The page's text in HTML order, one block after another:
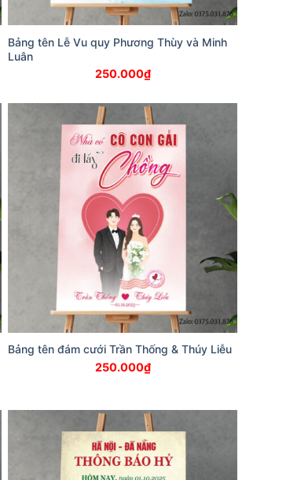
Bảng tên Lễ Vu quy Phương Thùy và Minh
Luân
250.000₫
Bảng tên đám cưới Trần Thống & Thúy Liễu
250.000₫